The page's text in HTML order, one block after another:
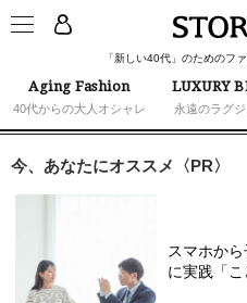
「新しい40代」のためのフ
Aging Fashion
40代からの大人オシャレ
LUXURY
永遠のラグ
今、あなたにオススメ〈PR〉
スマホか
に実践「こ